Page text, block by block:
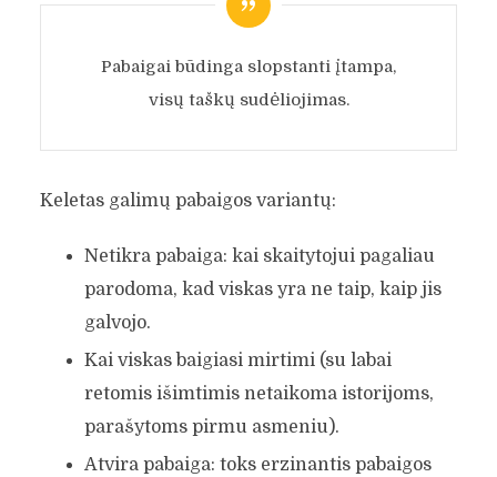
Pabaigai būdinga slopstanti įtampa,
visų taškų sudėliojimas.
Keletas galimų pabaigos variantų:
Netikra pabaiga: kai skaitytojui pagaliau
parodoma, kad viskas yra ne taip, kaip jis
galvojo.
Kai viskas baigiasi mirtimi (su labai
retomis išimtimis netaikoma istorijoms,
parašytoms pirmu asmeniu).
Atvira pabaiga: toks erzinantis pabaigos